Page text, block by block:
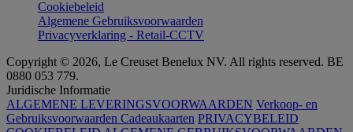
Cookiebeleid
Algemene Gebruiksvoorwaarden
Privacyverklaring - Retail-CCTV
Copyright © 2026, Le Creuset Benelux NV. All rights reserved. BE
0880 053 779.
Juridische Informatie
ALGEMENE LEVERINGSVOORWAARDEN Verkoop- en
Gebruiksvoorwaarden Cadeaukaarten PRIVACYBELEID